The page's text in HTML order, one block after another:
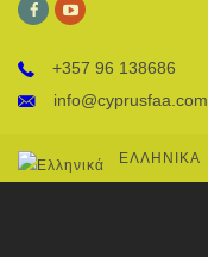
+357 96 138686
info@cyprusfaa.com
ΕΛΛΗΝΙΚΆ